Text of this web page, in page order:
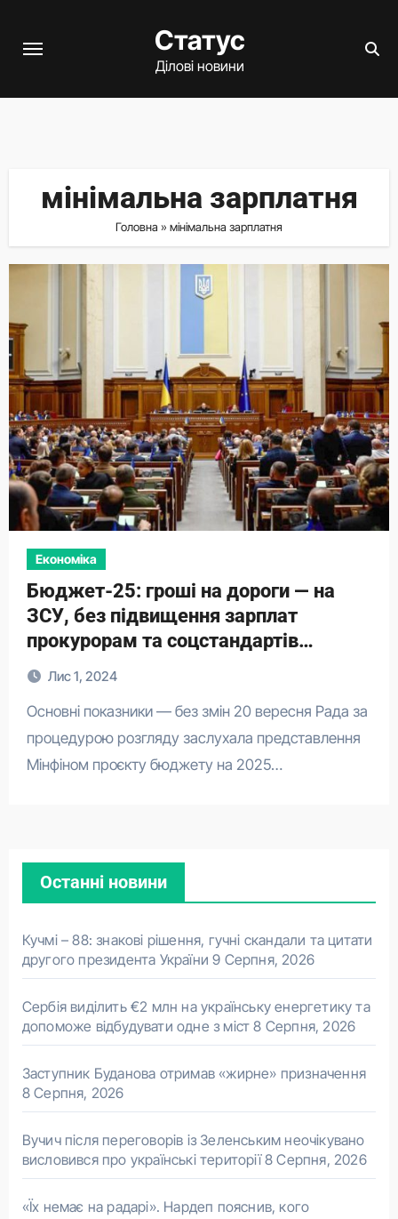
Статус
Ділові новини
мінімальна зарплатня
Головна » мінімальна зарплатня
Економіка
Бюджет-25: гроші на дороги — на
ЗСУ, без підвищення зарплат
прокурорам та соцстандартів
українцям
Лис 1, 2024
Основні показники — без змін 20 вересня Рада за
процедурою розгляду заслухала представлення
Мінфіном проєкту бюджету на 2025…
Останні новини
Кучмі – 88: знакові рішення, гучні скандали та цитати
другого президента України 9 Серпня, 2026
Сербія виділить €2 млн на українську енергетику та
допоможе відбудувати одне з міст 8 Серпня, 2026
Заступник Буданова отримав «жирне» призначення
8 Серпня, 2026
Вучич після переговорів із Зеленським неочікувано
висловився про українські території 8 Серпня, 2026
«Їх немає на радарі». Нардеп пояснив, кого